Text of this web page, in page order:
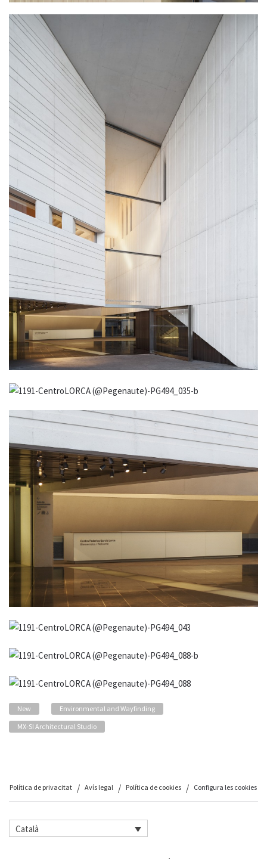
New
Environmental and Wayfinding
MX-SI Architectural Studio
Política de privacitat Avís legal Política de cookies Configura les cookies
Català